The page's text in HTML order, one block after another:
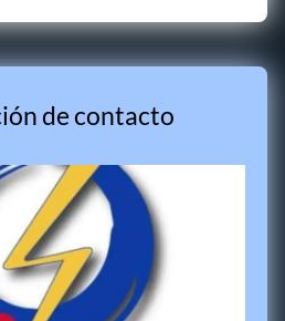
de contacto